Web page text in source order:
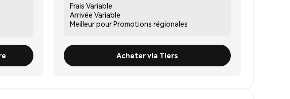
Frais Variable
Arrivée Variable
Meilleur pourPromotions régionales
Acheter via Tiers